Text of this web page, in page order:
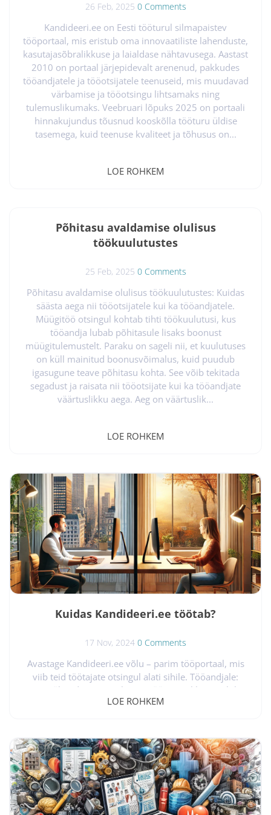
kogukond...
26 Feb, 2025 0 Comments
Kandideeri.ee on Eesti tööturul silmapaistev
tööportaal, mis eristub oma innovaatiliste lahenduste,
kasutajasõbralikkuse ja laialdase nähtavusega. Aastast
2010 on portaal järjepidevalt arenenud, pakkudes
tööandjatele ja tööotsijatele teenuseid, mis muudavad
värbamise ja tööotsingu lihtsamaks ning
tulemuslikumaks. Veebruari lõpuks 2025 on portaali
hinnakujundus tõusnud kooskõlla tööturu üldise
tasemega, kuid teenuse kvaliteet ja tõhusus on...
LOE ROHKEM
Põhitasu avaldamise olulisus
töökuulutustes
25 Feb, 2025 0 Comments
Põhitasu avaldamise olulisus töökuulutustes: Kuidas
säästa aega nii tööotsijatele kui ka tööandjatele.
Müügitöö otsingul kohtab tihti töökuulutusi, kus
tööandja lubab põhitasule lisaks boonust
müügitulemustelt. Paraku on sageli nii, et kuulutuses
on küll mainitud boonusvõimalus, kuid puudub
igasugune teave põhitasu kohta. See võib tekitada
segadust ja raisata nii tööotsijate kui ka tööandjate
väärtuslikku aega. Aeg on väärtuslik...
LOE ROHKEM
Kuidas Kandideeri.ee töötab?
17 Nov, 2024 0 Comments
Avastage Kandideeri.ee võlu – parim tööportaal, mis
viib teid töötajate otsingul alati sihile. Tööandjale:
Looge ühendus oma tulevase töötajaga lihtsamalt kui
kunagi varem Kujutage ette platvormi, mis mitte ainult
sihitud täpsusega ja nähtavalt. See on Kandideeri.ee.
Registreeru – Loo tasuta karjäärileht. Iga edulugu
algab...
LOE ROHKEM